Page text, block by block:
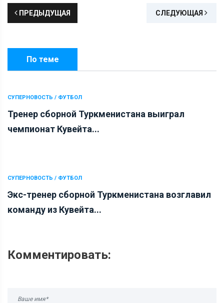
ПРЕДЫДУЩАЯ СЛЕДУЮЩАЯ
По теме
СУПЕРНОВОСТЬ / ФУТБОЛ
Тренер сборной Туркменистана выиграл
чемпионат Кувейта...
СУПЕРНОВОСТЬ / ФУТБОЛ
Экс-тренер сборной Туркменистана возглавил
команду из Кувейта...
Комментировать: